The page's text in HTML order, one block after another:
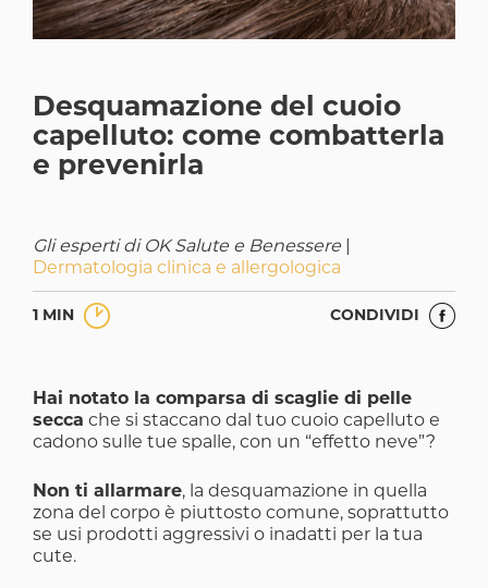
Desquamazione del cuoio
capelluto: come combatterla
e prevenirla
Gli esperti di OK Salute e Benessere
Dermatologia clinica e allergologica
1 MIN CONDIVIDI
Hai notato la comparsa di scaglie di pelle
secca che si staccano dal tuo cuoio capelluto e
cadono sulle tue spalle, con un “effetto neve”?
Non ti allarmare, la desquamazione in quella
zona del corpo è piuttosto comune, soprattutto
se usi prodotti aggressivi o inadatti per la tua
cute.